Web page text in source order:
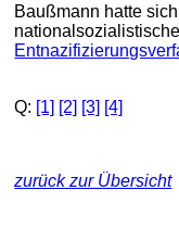
Baußmann hatte
Q: [1] [2] [3] [4]
zurück zur Übersicht